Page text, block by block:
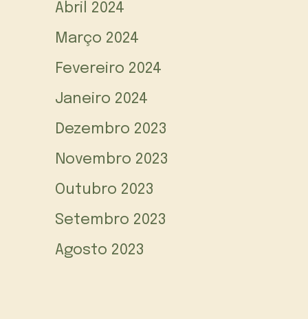
Abril 2024
Março 2024
Fevereiro 2024
Janeiro 2024
Dezembro 2023
Novembro 2023
Outubro 2023
Setembro 2023
Agosto 2023